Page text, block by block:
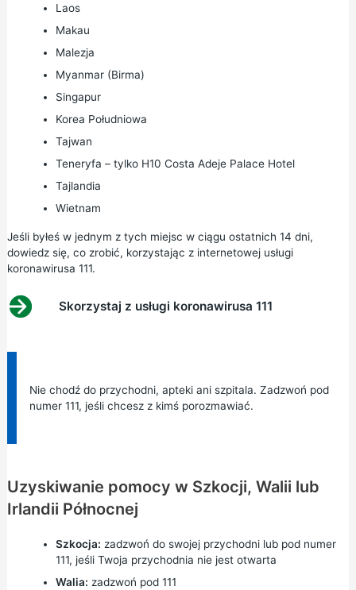
Laos
Makau
Malezja
Myanmar (Birma)
Singapur
Korea Południowa
Tajwan
Teneryfa – tylko H10 Costa Adeje Palace Hotel
Tajlandia
Wietnam
Jeśli byłeś w jednym z tych miejsc w ciągu ostatnich 14 dni,
dowiedz się, co zrobić, korzystając z internetowej usługi
koronawirusa 111.
Skorzystaj z usługi koronawirusa 111
Nie chodź do przychodni, apteki ani szpitala. Zadzwoń pod
numer 111, jeśli chcesz z kimś porozmawiać.
Uzyskiwanie pomocy w Szkocji, Walii lub
Irlandii Północnej
Szkocja: zadzwoń do swojej przychodni lub pod numer
111, jeśli Twoja przychodnia nie jest otwarta
Walia: zadzwoń pod 111